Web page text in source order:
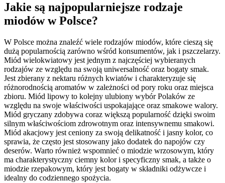
Jakie są najpopularniejsze rodzaje
miodów w Polsce?
W Polsce można znaleźć wiele rodzajów miodów, które cieszą się
dużą popularnością zarówno wśród konsumentów, jak i pszczelarzy.
Miód wielokwiatowy jest jednym z najczęściej wybieranych
rodzajów ze względu na swoją uniwersalność oraz bogaty smak.
Jest zbierany z nektaru różnych kwiatów i charakteryzuje się
różnorodnością aromatów w zależności od pory roku oraz miejsca
zbioru. Miód lipowy to kolejny ulubiony wybór Polaków ze
względu na swoje właściwości uspokajające oraz smakowe walory.
Miód gryczany zdobywa coraz większą popularność dzięki swoim
silnym właściwościom zdrowotnym oraz intensywnemu smakowi.
Miód akacjowy jest ceniony za swoją delikatność i jasny kolor, co
sprawia, że często jest stosowany jako dodatek do napojów czy
deserów. Warto również wspomnieć o miodzie wrzosowym, który
ma charakterystyczny ciemny kolor i specyficzny smak, a także o
miodzie rzepakowym, który jest bogaty w składniki odżywcze i
idealny do codziennego spożycia.